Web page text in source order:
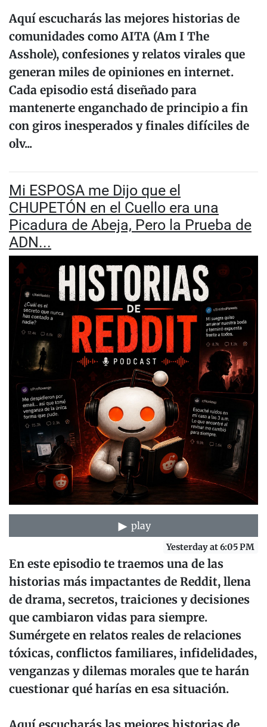
Aquí escucharás las mejores historias de
comunidades como AITA (Am I The
Asshole), confesiones y relatos virales que
generan miles de opiniones en internet.
Cada episodio está diseñado para
mantenerte enganchado de principio a fin
con giros inesperados y finales difíciles de
olv...
Mi ESPOSA me Dijo que el
CHUPETÓN en el Cuello era una
Picadura de Abeja, Pero la Prueba de
ADN...
play
Yesterday at 6:05 PM
En este episodio te traemos una de las
historias más impactantes de Reddit, llena
de drama, secretos, traiciones y decisiones
que cambiaron vidas para siempre.
Sumérgete en relatos reales de relaciones
tóxicas, conflictos familiares, infidelidades,
venganzas y dilemas morales que te harán
cuestionar qué harías en esa situación.